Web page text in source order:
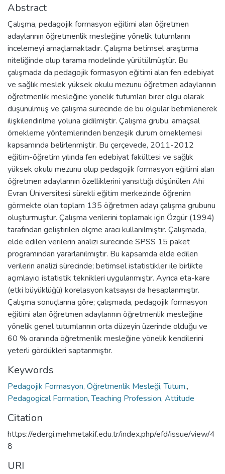
Abstract
Çalışma, pedagojik formasyon eğitimi alan öğretmen
adaylarının öğretmenlik mesleğine yönelik tutumlarını
incelemeyi amaçlamaktadır. Çalışma betimsel araştırma
niteliğinde olup tarama modelinde yürütülmüştür. Bu
çalışmada da pedagojik formasyon eğitimi alan fen edebiyat
ve sağlık meslek yüksek okulu mezunu öğretmen adaylarının
öğretmenlik mesleğine yönelik tutumları birer olgu olarak
düşünülmüş ve çalışma sürecinde de bu olgular betimlenerek
ilişkilendirilme yoluna gidilmiştir. Çalışma grubu, amaçsal
örnekleme yöntemlerinden benzeşik durum örneklemesi
kapsamında belirlenmiştir. Bu çerçevede, 2011-2012
eğitim-öğretim yılında fen edebiyat fakültesi ve sağlık
yüksek okulu mezunu olup pedagojik formasyon eğitimi alan
öğretmen adaylarının özelliklerini yansıttığı düşünülen Ahi
Evran Üniversitesi sürekli eğitim merkezinde öğrenim
görmekte olan toplam 135 öğretmen adayı çalışma grubunu
oluşturmuştur. Çalışma verilerini toplamak için Özgür (1994)
tarafından geliştirilen ölçme aracı kullanılmıştır. Çalışmada,
elde edilen verilerin analizi sürecinde SPSS 15 paket
programından yararlanılmıştır. Bu kapsamda elde edilen
verilerin analizi sürecinde; betimsel istatistikler ile birlikte
açımlayıcı istatistik teknikleri uygulanmıştır. Ayrıca eta-kare
(etki büyüklüğü) korelasyon katsayısı da hesaplanmıştır.
Çalışma sonuçlarına göre; çalışmada, pedagojik formasyon
eğitimi alan öğretmen adaylarının öğretmenlik mesleğine
yönelik genel tutumlarının orta düzeyin üzerinde olduğu ve
60 % oranında öğretmenlik mesleğine yönelik kendilerini
yeterli gördükleri saptanmıştır.
Keywords
Pedagojik Formasyon, Öğretmenlik Mesleği, Tutum.,
Pedagogical Formation, Teaching Profession, Attitude
Citation
https://edergi.mehmetakif.edu.tr/index.php/efd/issue/view/4
8
URI